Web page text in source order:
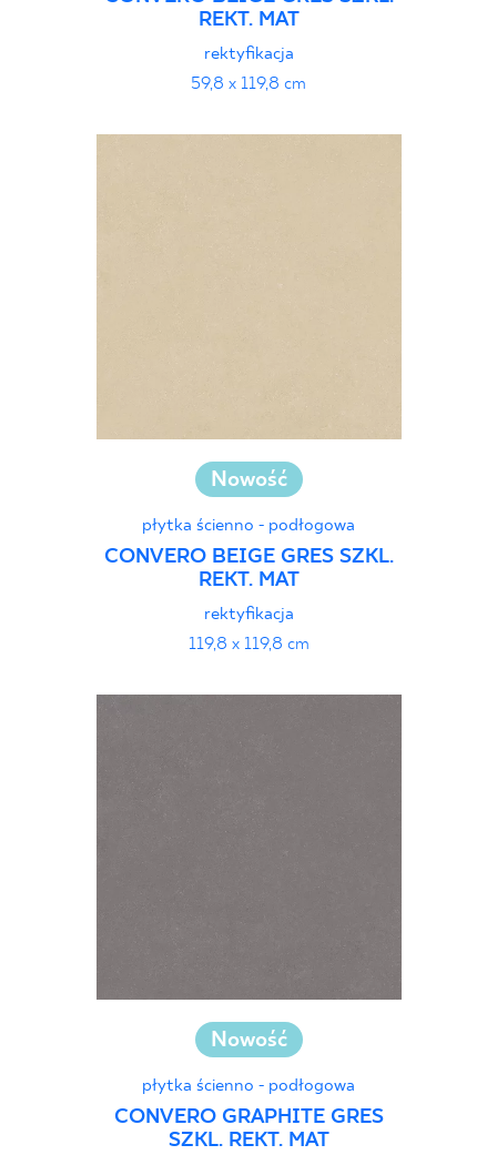
REKT. MAT
rektyfikacja
59,8 x 119,8 cm
Nowość
płytka ścienno - podłogowa
CONVERO BEIGE GRES SZKL.
REKT. MAT
rektyfikacja
119,8 x 119,8 cm
Nowość
płytka ścienno - podłogowa
CONVERO GRAPHITE GRES
SZKL. REKT. MAT